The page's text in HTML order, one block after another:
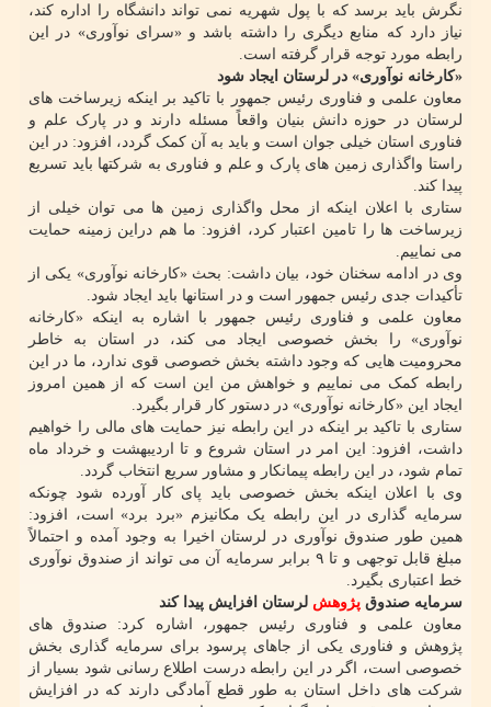
نگرش باید برسد که با پول شهریه نمی تواند دانشگاه را اداره کند،
نیاز دارد که منابع دیگری را داشته باشد و «سرای نوآوری» در این
رابطه مورد توجه قرار گرفته است.
«کارخانه نوآوری» در لرستان ایجاد شود
معاون علمی و فناوری رئیس جمهور با تاکید بر اینکه زیرساخت های
لرستان در حوزه دانش بنیان واقعاً مسئله دارند و در پارک علم و
فناوری استان خیلی جوان است و باید به آن کمک گردد، افزود: در این
راستا واگذاری زمین های پارک و علم و فناوری به شرکتها باید تسریع
پیدا کند.
ستاری با اعلان اینکه از محل واگذاری زمین ها می توان خیلی از
زیرساخت ها را تامین اعتبار کرد، افزود: ما هم دراین زمینه حمایت
می نماییم.
وی در ادامه سخنان خود، بیان داشت: بحث «کارخانه نوآوری» یکی از
تأکیدات جدی رئیس جمهور است و در استانها باید ایجاد شود.
معاون علمی و فناوری رئیس جمهور با اشاره به اینکه «کارخانه
نوآوری» را بخش خصوصی ایجاد می کند، در استان به خاطر
محرومیت هایی که وجود داشته بخش خصوصی قوی ندارد، ما در این
رابطه کمک می نماییم و خواهش من این است که از همین امروز
ایجاد این «کارخانه نوآوری» در دستور کار قرار بگیرد.
ستاری با تاکید بر اینکه در این رابطه نیز حمایت های مالی را خواهیم
داشت، افزود: این امر در استان شروع و تا اردیبهشت و خرداد ماه
تمام شود، در این رابطه پیمانکار و مشاور سریع انتخاب گردد.
وی با اعلان اینکه بخش خصوصی باید پای کار آورده شود چونکه
سرمایه گذاری در این رابطه یک مکانیزم «برد برد» است، افزود:
همین طور صندوق نوآوری در لرستان اخیرا به وجود آمده و احتمالاً
مبلغ قابل توجهی و تا ۹ برابر سرمایه آن می تواند از صندوق نوآوری
خط اعتباری بگیرد.
سرمایه صندوق پژوهش لرستان افزایش پیدا کند
معاون علمی و فناوری رئیس جمهور، اشاره کرد: صندوق های
پژوهش و فناوری یکی از جاهای پرسود برای سرمایه گذاری بخش
خصوصی است، اگر در این رابطه درست اطلاع رسانی شود بسیار از
شرکت های داخل استان به طور قطع آمادگی دارند که در افزایش